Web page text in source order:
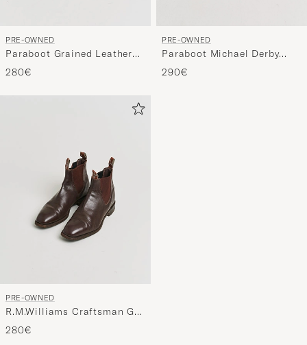
PRE-OWNED
Paraboot Grained Leather
Derby Brown UK7,5 - EU41,5
280€
PRE-OWNED
Paraboot Michael Derby
Marron 43,5
290€
PRE-OWNED
R.M.Williams Craftsman G
Boot Yearling Chestnut UK9
- EU43,5
280€